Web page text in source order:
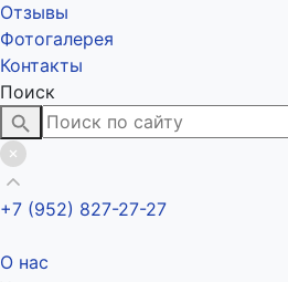
Отзывы
Фотогалерея
Контакты
Поиск
+7 (952) 827-27-27
О нас